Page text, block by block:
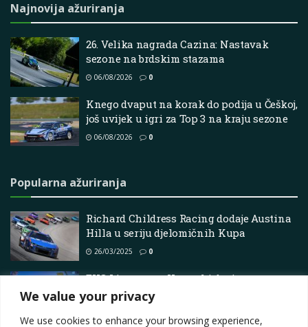
We value your privacy
We use cookies to enhance your browsing experience,
Najnovija ažuriranja
26. Velika nagrada Cazina: Nastavak
sezone na brdskim stazama
06/08/2026 0
Knego dvaput na korak do podija u Češkoj,
još uvijek u igri za Top 3 na kraju sezone
06/08/2026 0
Popularna ažuriranja
Richard Childress Racing dodaje Austina
Hilla u seriju djelomičnih Kupa
26/03/2025 0
EHC Limanowa: Hrvatski dvojac spreman
za novu bitku